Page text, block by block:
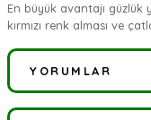
En büyük avantajı güzlük
kırmızı renk alması ve
YORUMLAR